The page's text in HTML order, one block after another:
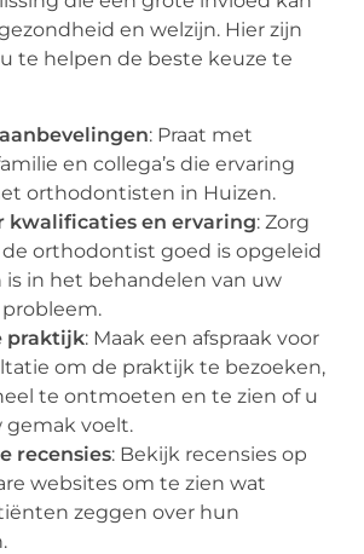
en welzijn. Hier zijn
te helpen de beste keuze te
: Praat met
en collega’s die ervaring
orthodontisten in Huizen.
kwalificaties en ervaring: Zorg
orthodontist goed is opgeleid
is in het behandelen van uw
praktijk: Maak een afspraak voor
om de praktijk te bezoeken,
te ontmoeten en te zien of u
gemak voelt.
recensies: Bekijk recensies op
websites om te zien wat
zeggen over hun